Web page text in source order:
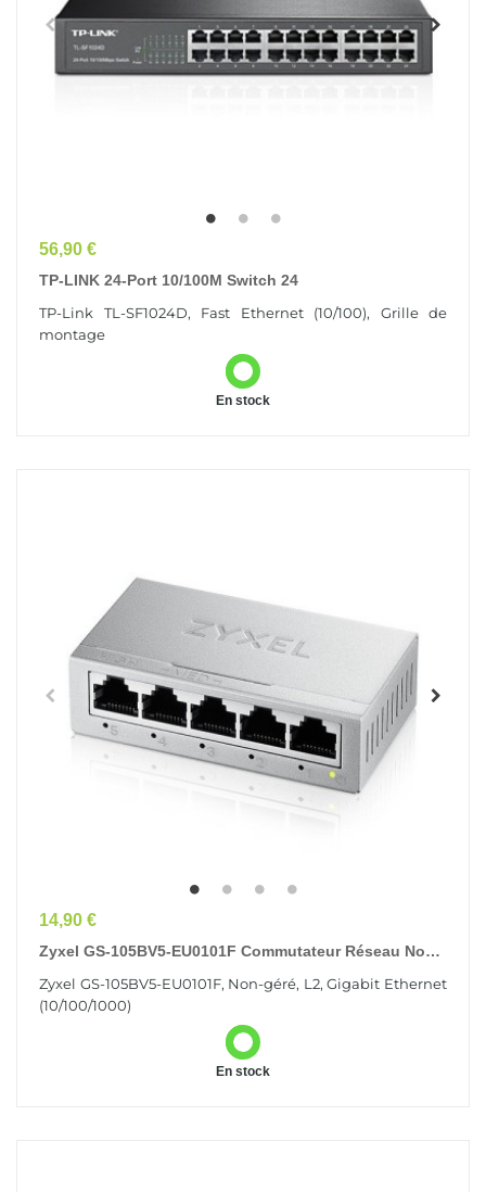
Prix
56,90 €
TP-LINK 24-Port 10/100M Switch 24
TP-Link TL-SF1024D, Fast Ethernet (10/100), Grille de
montage
En stock
Prix
14,90 €
Zyxel GS-105BV5-EU0101F Commutateur Réseau Non-
Zyxel GS-105BV5-EU0101F, Non-géré, L2, Gigabit Ethernet
(10/100/1000)
En stock